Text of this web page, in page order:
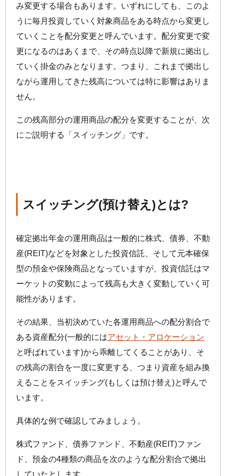
み変更する場合もあります。いずれにしても、このよ
うに毎月投資していく対象商品をある時点から変更し
ていくことを配分変更と呼んでいます。配分変更で変
更になるのはあくまで、その時点以降で新規に拠出し
ていく掛金のみとなります。つまり、これまで拠出し
ながら運用してきた残高については特に影響はありま
せん。
この残高部分の運用商品の配分を変更することが、次
にご説明する「スイッチング」です。
スイッチング(預け替え)とは?
確定拠出年金の運用商品は一般的に株式、債券、不動
産(REIT)などを対象とした投資信託、そして元本確保
型の預金や保険商品となっていますが、投資信託はマ
ーケットの変動によって残高も大きく変動していく可
能性があります。
その結果、当初決めていた各運用商品への配分割合で
ある資産配分(一般的にはアセット・アロケーション
と呼ばれています)から乖離してくることがあり、そ
の残高の割合を一度に変更する、つまり資産を組み換
えることをスイッチング(もしくは預け替え)と呼んで
います。
具体的な例で確認してみましょう。
株式ファンド、債券ファンド、不動産(REIT)ファン
ド、預金の4種類の商品を次のような配分割合で拠出
していたとします。